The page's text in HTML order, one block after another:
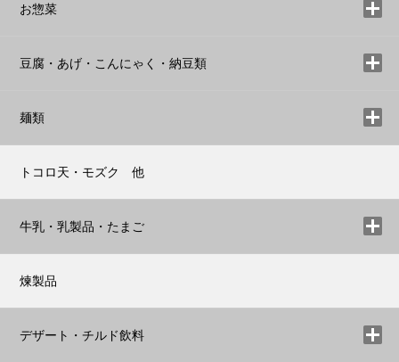
お惣菜
豆腐・あげ・こんにゃく・納豆類
麺類
トコロ天・モズク 他
牛乳・乳製品・たまご
煉製品
デザート・チルド飲料